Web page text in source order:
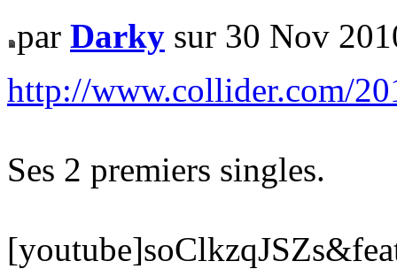
par Darky sur 30 Nov
http://www.collider.com/
Ses 2 premiers singles.